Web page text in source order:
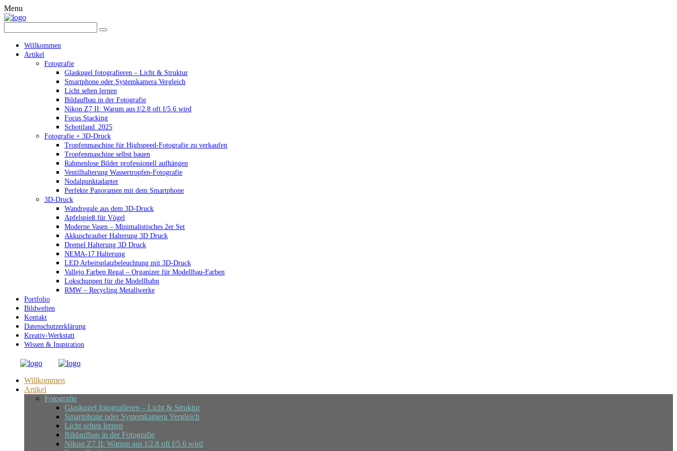
Menu
Willkommen
Artikel
Fotografie
Glaskugel fotografieren – Licht & Struktur
Smartphone oder Systemkamera Vergleich
Licht sehen lernen
Bildaufbau in der Fotografie
Nikon Z7 II: Warum aus f/2.8 oft f/5.6 wird
Focus Stacking
Schottland_2025
Fotografie + 3D-Druck
Tropfenmaschine für Highspeed-Fotografie zu verkaufen
Tropfenmaschine selbst bauen
Rahmenlose Bilder professionell aufhängen
Ventilhalterung Wassertropfen-Fotografie
Nodalpunktadapter
Perfekte Panoramen mit dem Smartphone
3D-Druck
Wandregale aus dem 3D-Druck
Apfelspieß für Vögel
Moderne Vasen – Minimalistisches 2er Set
Akkuschrauber Halterung 3D Druck
Dremel Halterung 3D Druck
NEMA-17 Halterung
LED Arbeitsplatzbeleuchtung mit 3D-Druck
Vallejo Farben Regal – Organizer für Modellbau-Farben
Lokschuppen für die Modellbahn
RMW – Recycling Metallwerke
Portfolio
Bildwelten
Kontakt
Datenschutzerklärung
Kreativ-Werkstatt
Wissen & Inspiration
Willkommen
Artikel
Fotografie
Glaskugel fotografieren – Licht & Struktur
Smartphone oder Systemkamera Vergleich
Licht sehen lernen
Bildaufbau in der Fotografie
Nikon Z7 II: Warum aus f/2.8 oft f/5.6 wird